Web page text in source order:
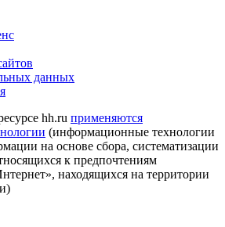
данных
hh.ru применяются
(информационные технологии
на основе сбора, систематизации
к предпочтениям
находящихся на территории